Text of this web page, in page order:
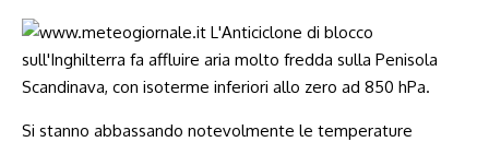
Si stanno abbassando notevolmente le temperature